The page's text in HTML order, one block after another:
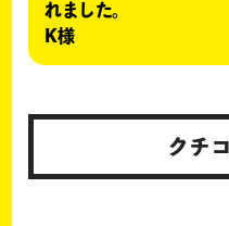
れました。
K様
クチ